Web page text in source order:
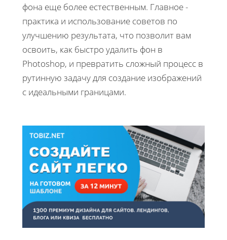
фона еще более естественным. Главное -
практика и использование советов по
улучшению результата, что позволит вам
освоить, как быстро удалить фон в
Photoshop, и превратить сложный процесс в
рутинную задачу для создание изображений
с идеальными границами.